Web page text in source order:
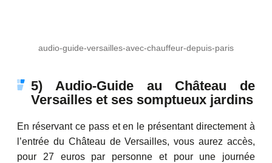
audio-guide-versailles-avec-chauffeur-depuis-paris
5) Audio-Guide au Château de
Versailles et ses somptueux jardins
En réservant ce pass et en le présentant directement à
l’entrée du Château de Versailles, vous aurez accès,
pour 27 euros par personne et pour une journée